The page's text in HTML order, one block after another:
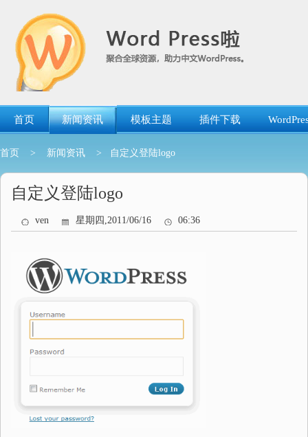
首页 新闻资讯 模板主题 插件下载
首页 > 新闻资讯 > 自定义登陆logo
自定义登陆logo
ven 星期四,2011/06/16 06:36